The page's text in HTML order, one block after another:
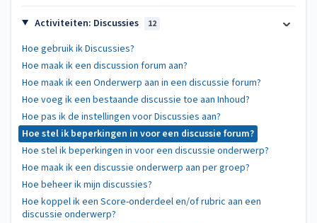
Activiteiten: Discussies 12
Hoe gebruik ik Discussies?
Hoe maak ik een discussion forum aan?
Hoe maak ik een Onderwerp aan in een discussie forum?
Hoe voeg ik een bestaande discussie toe aan Inhoud?
Hoe pas ik de instellingen voor Discussies aan?
Hoe stel ik beperkingen in voor een discussie forum?
Hoe stel ik beperkingen in voor een discussie onderwerp?
Hoe maak ik een discussie onderwerp aan per groep?
Hoe beheer ik mijn discussies?
Hoe koppel ik een Score-onderdeel en/of rubric aan een
discussie onderwerp?